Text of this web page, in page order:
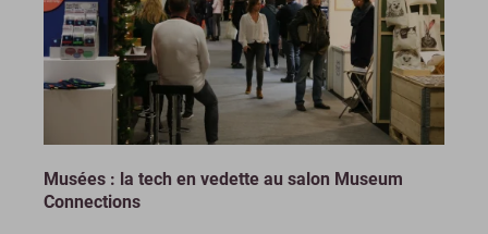
Musées : la tech en vedette au salon Museum
Connections